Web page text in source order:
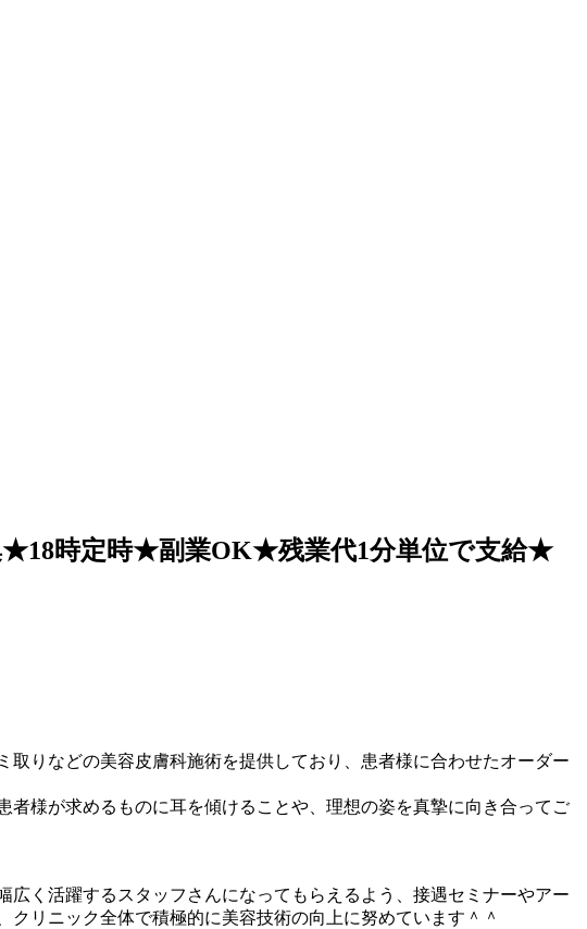
★18時定時★副業OK★残業代1分単位で支給★
りなどの美容皮膚科施術を提供しており、患者様に合わせたオーダー
様が求めるものに耳を傾けることや、理想の姿を真摯に向き合ってご
く活躍するスタッフさんになってもらえるよう、接遇セミナーやアー
リニック全体で積極的に美容技術の向上に努めています＾＾